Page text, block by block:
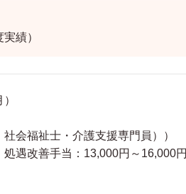
績）
会福祉士・介護支援専門員））
遇改善手当：13,000円～16,000円